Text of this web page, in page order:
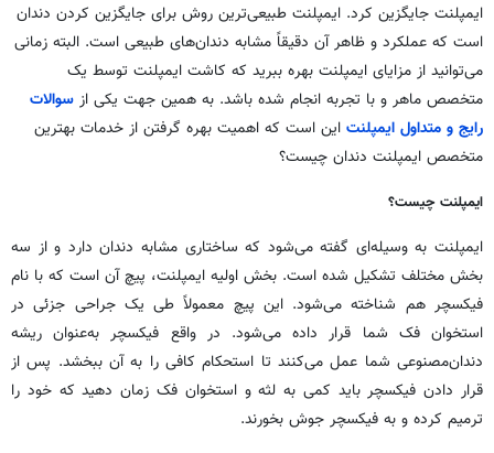
ایمپلنت جایگزین کرد. ایمپلنت طبیعی‌ترین روش برای جایگزین کردن دندان
است که عملکرد و ظاهر آن دقیقاً مشابه دندان‌های طبیعی است. البته زمانی
می‌توانید از مزایای ایمپلنت بهره ببرید که کاشت ایمپلنت توسط یک
متخصص ماهر و با تجربه انجام شده باشد. به همین جهت یکی از سوالات
رایج و متداول ایمپلنت این است که اهمیت بهره گرفتن از خدمات بهترین
متخصص ایمپلنت دندان چیست؟
ایمپلنت چیست؟
ایمپلنت به وسیله‌ای گفته می‌شود که ساختاری مشابه دندان دارد و از سه
بخش مختلف تشکیل شده است. بخش اولیه ایمپلنت، پیچ آن است که با نام
فیکسچر هم شناخته می‌شود. این پیچ معمولاً طی یک جراحی جزئی در
استخوان فک شما قرار داده می‌شود. در واقع فیکسچر به‌عنوان ریشه
دندان‌مصنوعی شما عمل می‌کنند تا استحکام کافی را به آن ببخشد. پس از
قرار دادن فیکسچر باید کمی به لثه و استخوان فک زمان دهید که خود را
ترمیم کرده و به فیکسچر جوش بخورند.